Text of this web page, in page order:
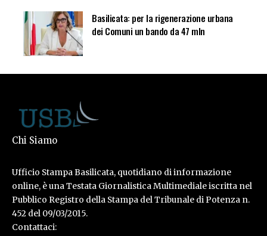
Basilicata: per la rigenerazione urbana
dei Comuni un bando da 47 mln
Chi Siamo
Ufficio Stampa Basilicata, quotidiano di informazione
online, è una Testata Giornalistica Multimediale iscritta nel
Pubblico Registro della Stampa del Tribunale di Potenza n.
452 del 09/03/2015.
Contattaci: